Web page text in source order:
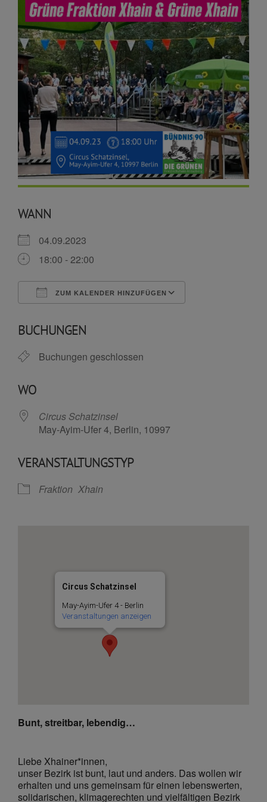
WANN
04.09.2023
18:00 - 22:00
ZUM KALENDER HINZUFÜGEN
BUCHUNGEN
Buchungen geschlossen
WO
Circus Schatzinsel
May-Ayim-Ufer 4, Berlin, 10997
VERANSTALTUNGSTYP
Fraktion Xhain
Circus Schatzinsel
May-Ayim-Ufer 4 - Berlin
Veranstaltungen anzeigen
Bunt, streitbar, lebendig…
Liebe Xhainer*innen,
unser Bezirk ist bunt, laut und anders. Das wollen wir
erhalten und uns gemeinsam für einen lebenswerten,
solidarischen, klimagerechten und vielfältigen Bezirk